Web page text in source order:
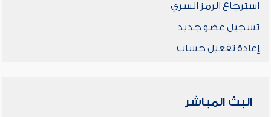
استرجاع الرمز السري
تسجيل عضو جديد
إعادة تفعيل حساب
البث المباشر